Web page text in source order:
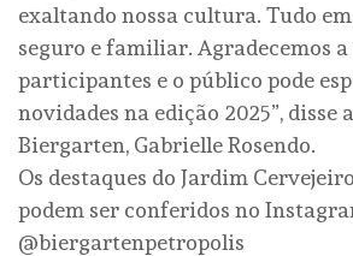
exaltando nossa cultura. Tudo
seguro e familiar. Agradecemos a
participantes e o público pode
novidades na edição 2025”, disse
Biergarten, Gabrielle Rosendo.
Os destaques do Jardim
podem ser conferidos no
@biergartenpetropolis